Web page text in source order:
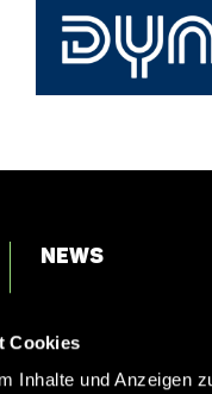
Cookies
Inhalte und Anzeigen
News
Kontakt